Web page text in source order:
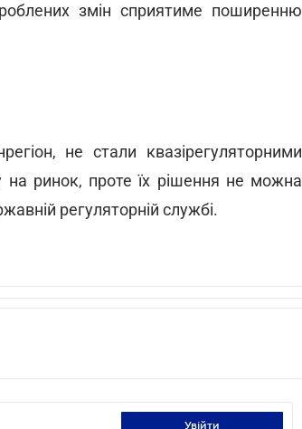
змін сприятиме поширенню
не стали квазірегуляторними
ринок, проте їх рішення не можна
регуляторній службі.
увійти